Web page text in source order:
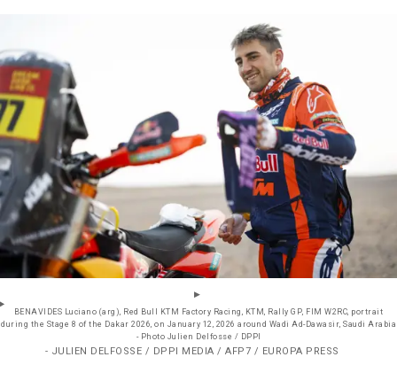
BENAVIDES Luciano (arg), Red Bull KTM Factory Racing, KTM, Rally GP, FIM W2RC, portrait
during the Stage 8 of the Dakar 2026, on January 12, 2026 around Wadi Ad-Dawasir, Saudi Arabia
- Photo Julien Delfosse / DPPI
- JULIEN DELFOSSE / DPPI MEDIA / AFP7 / EUROPA PRESS